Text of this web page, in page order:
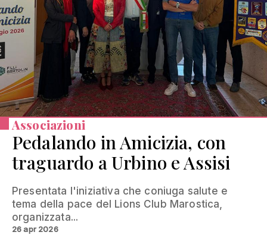
Associazioni
Pedalando in Amicizia, con
traguardo a Urbino e Assisi
Presentata l'iniziativa che coniuga salute e
tema della pace del Lions Club Marostica,
organizzata...
26 apr 2026